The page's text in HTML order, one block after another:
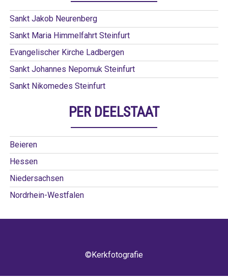
Sankt Jakob Neurenberg
Sankt Maria Himmelfahrt Steinfurt
Evangelischer Kirche Ladbergen
Sankt Johannes Nepomuk Steinfurt
Sankt Nikomedes Steinfurt
PER DEELSTAAT
Beieren
Hessen
Niedersachsen
Nordrhein-Westfalen
©Kerkfotografie